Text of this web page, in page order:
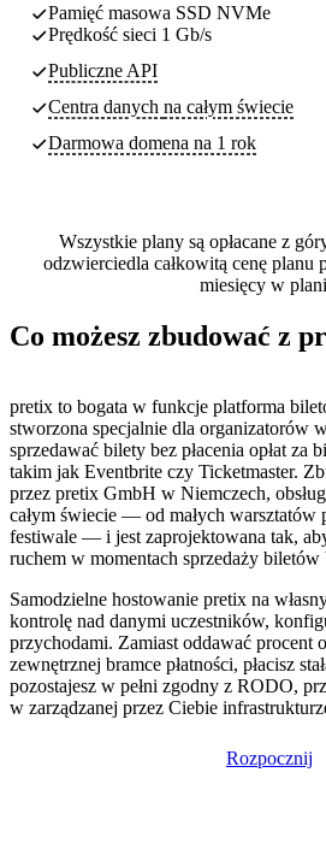
Pamięć masowa SSD NVMe
Prędkość sieci 1 Gb/s
Publiczne API
Centra danych na całym świecie
Darmowa domena na 1 rok
Wszystkie plany są opłacane z
odzwierciedla całkowitą cenę planu
miesięcy w
Co możesz zbudować z
pretix to bogata w funkcje platforma
stworzona specjalnie dla organizatorów
sprzedawać bilety bez płacenia opłat za
takim jak Eventbrite czy Ticketmaster.
przez pretix GmbH w Niemczech,
całym świecie — od małych warsztatów
festiwale — i jest zaprojektowana tak,
ruchem w momentach sprzedaży biletów
Samodzielne hostowanie pretix na
kontrolę nad danymi uczestników,
przychodami. Zamiast oddawać procent
zewnętrznej bramce płatności, płacisz
pozostajesz w pełni zgodny z RODO,
w zarządzanej przez Ciebie
Rozpocznij